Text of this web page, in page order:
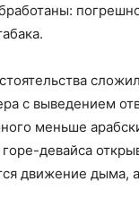
с выведением
меньше
девайса
движение дыма, а